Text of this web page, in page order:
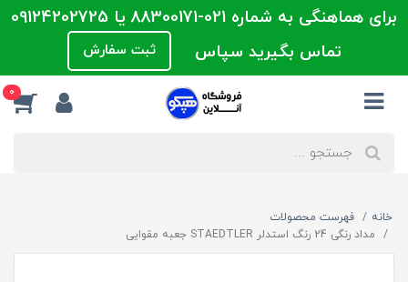
برای هماهنگی به شماره 021-88300171 یا 09124202725
تماس بگیرید سپاس
ثبت سفارش
0
خانه
فهرست محصولات
مداد رنگی 24 رنگ استدلر STAEDTLER جعبه مقوایی